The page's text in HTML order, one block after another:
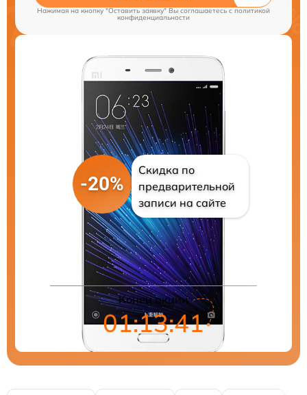
Нажимая на кнопку "Оставить заявку" Вы соглашаетесь cполитикой
конфиденциальности
-20%
Скидка по
предварительной
записи на сайте
Цены на ремонт
Конец акции
01:13:40